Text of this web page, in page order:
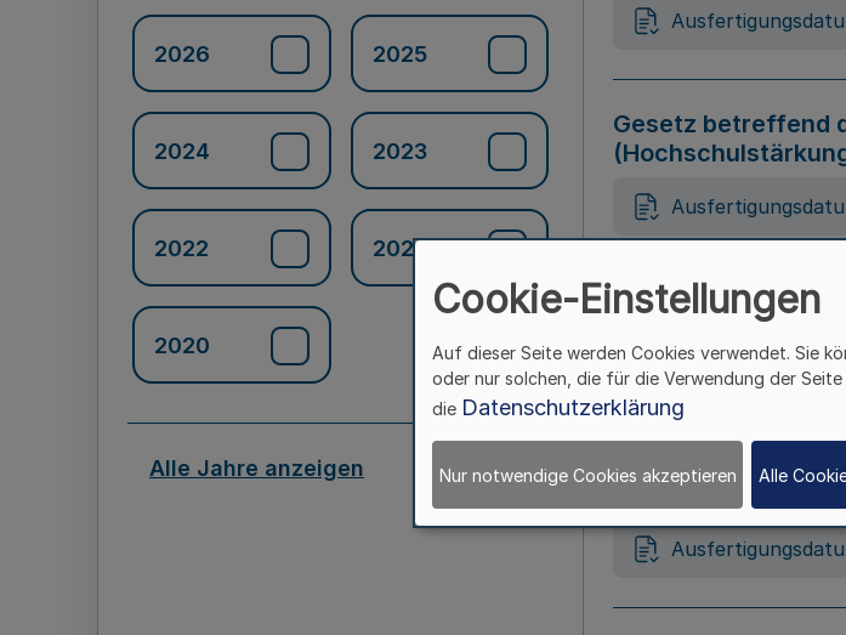
2026 2025
2024 2023
2022 2021
2020
Alle Jahre anzeigen
Gesetz betreffend
Gesetz zur
Gesetz zur
Cookie-Einstellungen
Auf dieser Seite werden Cookies verwendet. Sie
oder nur solchen, die für die Verwendung der
die Datenschutzerklärung
Nur notwendige Cookies akzeptieren Alle